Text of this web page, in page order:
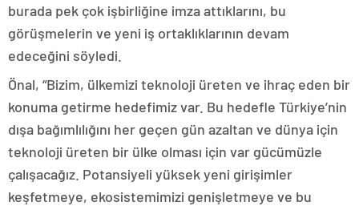
burada pek çok işbirliğine imza attıklarını, bu
görüşmelerin ve yeni iş ortaklıklarının devam
edeceğini söyledi.
Önal, “Bizim, ülkemizi teknoloji üreten ve ihraç eden bir
konuma getirme hedefimiz var. Bu hedefle Türkiye’nin
dışa bağımlılığını her geçen gün azaltan ve dünya için
teknoloji üreten bir ülke olması için var gücümüzle
çalışacağız. Potansiyeli yüksek yeni girişimler
keşfetmeye, ekosistemimizi genişletmeye ve bu